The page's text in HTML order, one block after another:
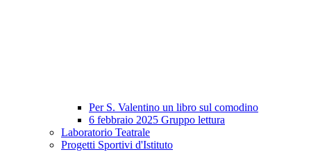
Per S. Valentino un libro sul comodino
6 febbraio 2025 Gruppo lettura
Laboratorio Teatrale
Progetti Sportivi d'Istituto